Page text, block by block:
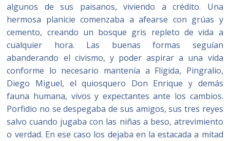
algunos de sus paisanos, viviendo a crédito. Una
hermosa planicie comenzaba a afearse con grúas y
cemento, creando un bosque gris repleto de vida a
cualquier hora. Las buenas formas seguían
abanderando el civismo, y poder aspirar a una vida
conforme lo necesario mantenía a Fligida, Pingralio,
Diego Miguel, el quiosquero Don Enrique y demás
fauna humana, vivos y expectantes ante los cambios.
Porfidio no se despegaba de sus amigos, sus tres reyes
salvo cuando jugaba con las niñas a beso, atrevimiento
o verdad. En ese caso los dejaba en la estacada a mitad